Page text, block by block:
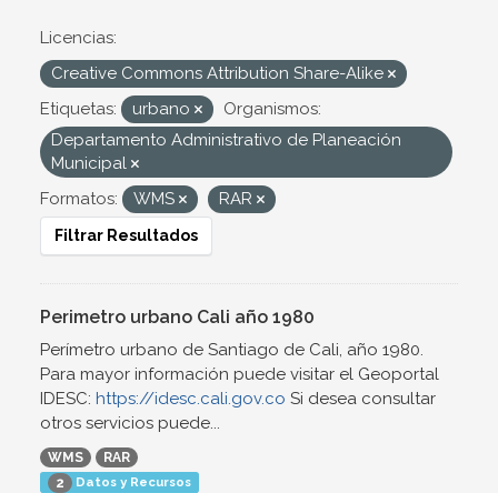
Licencias:
Creative Commons Attribution Share-Alike
Etiquetas:
urbano
Organismos:
Departamento Administrativo de Planeación
Municipal
Formatos:
WMS RAR
Filtrar Resultados
Perimetro urbano Cali año 1980
Perímetro urbano de Santiago de Cali, año 1980.
Para mayor información puede visitar el Geoportal
IDESC: https://idesc.cali.gov.co Si desea consultar
otros servicios puede...
WMS
RAR
2 Datos y Recursos